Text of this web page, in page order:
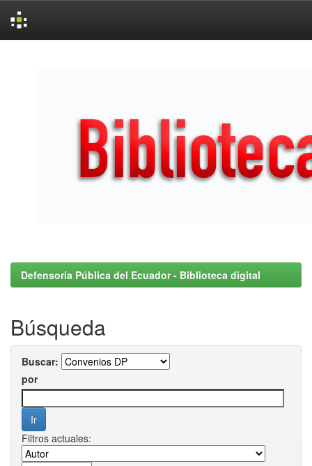
Defensoría Pública del Ecuador - Biblioteca digital
Búsqueda
Buscar:
por
Filtros actuales: